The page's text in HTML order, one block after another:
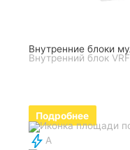
Внутренние блоки
Внутренний блок
Подробнее
A